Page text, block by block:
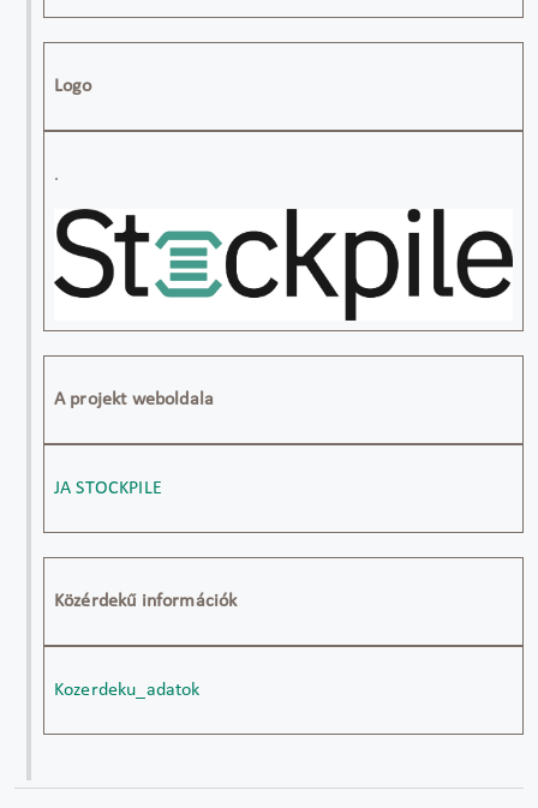
Logo
.
A projekt weboldala
JA STOCKPILE
Közérdekű információk
Kozerdeku_adatok